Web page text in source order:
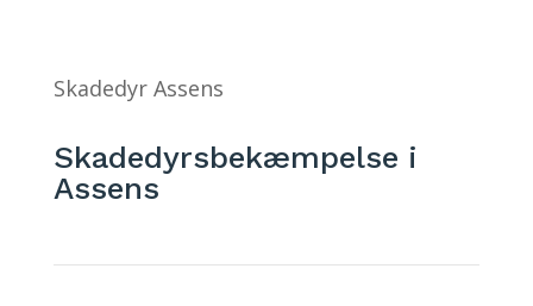
Skadedyr Assens
Skadedyrsbekæmpelse i
Assens